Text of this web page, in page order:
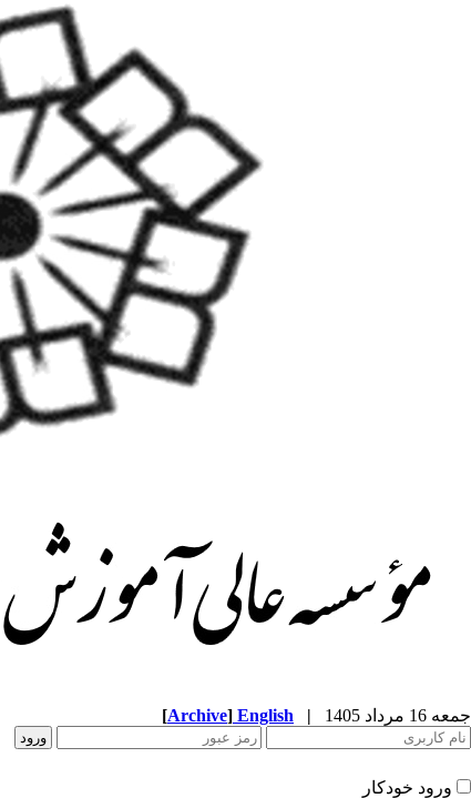
جمعه 16 مرداد 1405 |
English
[Archive]
ورود خودکار